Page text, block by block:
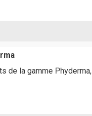
de la gamme Phyderma,